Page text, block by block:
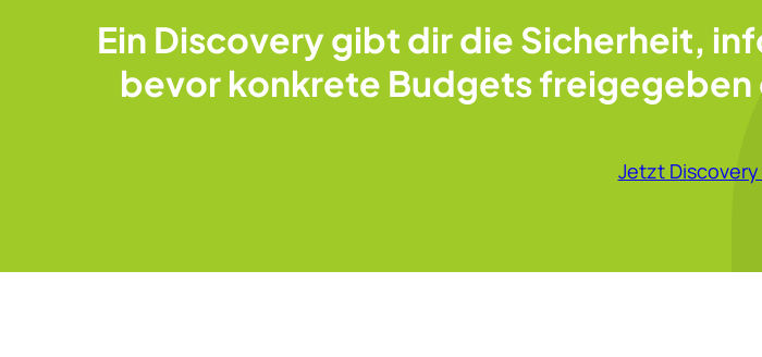
Ein Discovery gibt dir die Sicherheit,
bevor konkrete Budgets
Jetzt